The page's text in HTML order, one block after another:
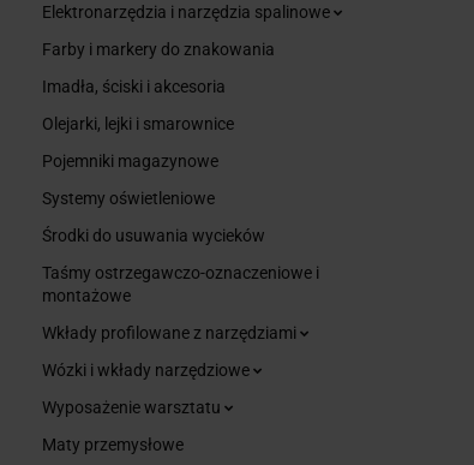
Elektronarzędzia i narzędzia spalinowe
Farby i markery do znakowania
Imadła, ściski i akcesoria
Olejarki, lejki i smarownice
Pojemniki magazynowe
Systemy oświetleniowe
Środki do usuwania wycieków
Taśmy ostrzegawczo-oznaczeniowe i
montażowe
Wkłady profilowane z narzędziami
Wózki i wkłady narzędziowe
Wyposażenie warsztatu
Maty przemysłowe